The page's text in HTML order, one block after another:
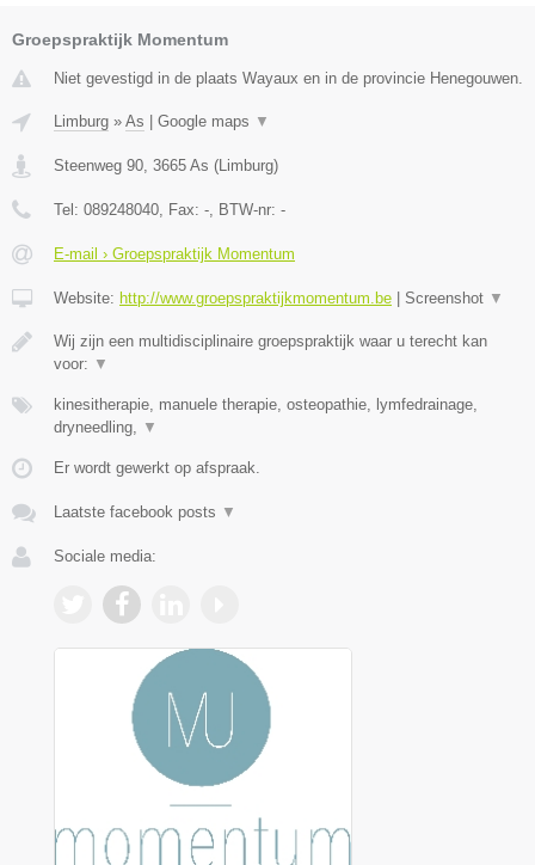
Groepspraktijk Momentum
Niet gevestigd in de plaats Wayaux en in de provincie Henegouwen.
Limburg » As | Google maps ▼
Steenweg 90 3665 As (Limburg)
Tel: 089248040 , Fax: - , BTW-nr: -
E-mail › Groepspraktijk Momentum
Website: http://www.groepspraktijkmomentum.be | Screenshot ▼
Wij zijn een multidisciplinaire groepspraktijk waar u terecht kan
voor: ▼
kinesitherapie, manuele therapie, osteopathie, lymfedrainage,
dryneedling,
▼
Er wordt gewerkt op afspraak.
Laatste facebook posts ▼
Sociale media: